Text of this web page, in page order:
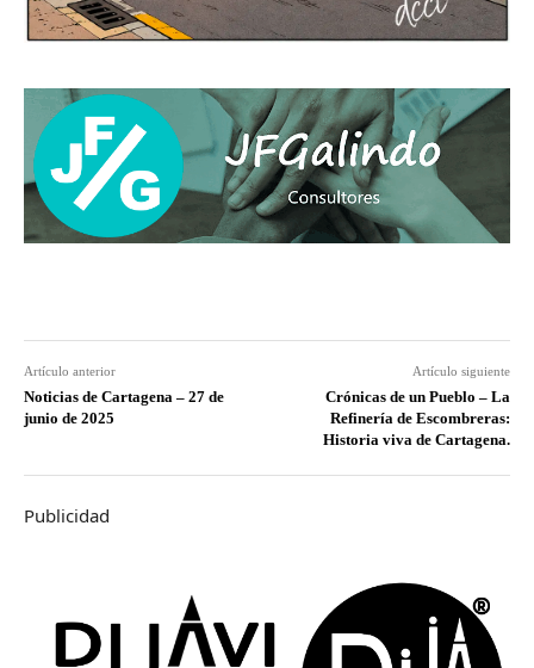
Artículo anterior
Noticias de Cartagena – 27 de
junio de 2025
Artículo siguiente
Crónicas de un Pueblo – La
Refinería de Escombreras:
Historia viva de Cartagena.
Publicidad